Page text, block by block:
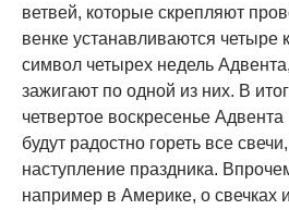
ветвей, которые скрепляют
венке устанавливаются четыре
символ четырех недель
зажигают по одной из них. В
четвертое воскресенье
будут радостно гореть все
наступление праздника.
например в Америке, о свечках